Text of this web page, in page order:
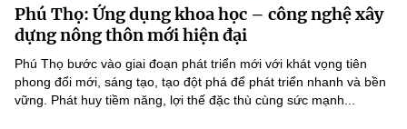
Sở Khoa học và Công nghệ
Chuyển đổi số
Bưu chính, Viễn thông
Văn bản QPPL
Văn bản chỉ đạo điều hành
Lấy ý kiến người dân về dự thảo VBQPPL
MST IOFFICE
THỐNG KÊ
Khoa học và Công nghệ
Multimedia
Phú Thọ: Ứng dụng khoa học – công nghệ xây
dựng nông thôn mới hiện đại
Phú Thọ bước vào giai đoạn phát triển mới với khát vọng tiên
phong đổi mới, sáng tạo, tạo đột phá để phát triển nhanh và bền
vững. Phát huy tiềm năng, lợi thế đặc thù cùng sức mạnh...